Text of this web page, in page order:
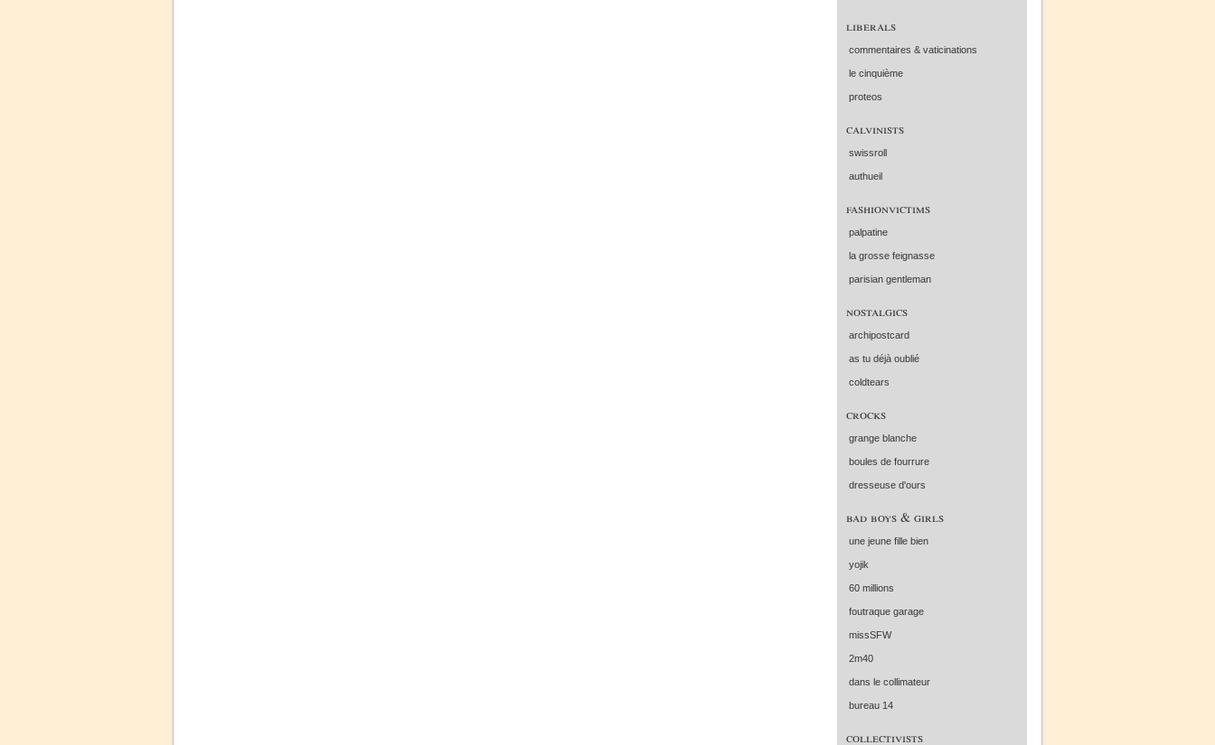
liberals
commentaires & vaticinations
le cinquième
proteos
calvinists
swissroll
authueil
fashionvictims
palpatine
la grosse feignasse
parisian gentleman
nostalgics
archipostcard
as tu déjà oublié
coldtears
crocks
grange blanche
boules de fourrure
dresseuse d'ours
bad boys & girls
une jeune fille bien
yojik
60 millions
foutraque garage
missSFW
2m40
dans le collimateur
bureau 14
collectivists